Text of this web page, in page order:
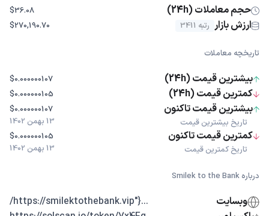
حجم معاملات (24h) $36.08
ارزش بازار رتبه 3411 $270,190.70
تاریخچه معاملات
بیشترین قیمت (24h) $0.000000107
کمترین قیمت (24h) $0.000000105
بیشترین قیمت تاکنون
تاریخ بیشترین قیمت
$0.000000107
13 بهمن 1402
کمترین قیمت تاکنون
تاریخ کمترین قیمت
$0.000000105
13 بهمن 1402
درباره Smilek to the Bank
وبسایت
...{"https://smilektothebank.vip/